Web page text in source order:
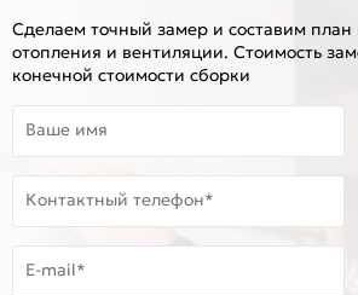
Сделаем точный замер и составим план
отопления и вентиляции. Стоимость
конечной стоимости сборки
Ваше имя
Контактный телефон*
E-mail*